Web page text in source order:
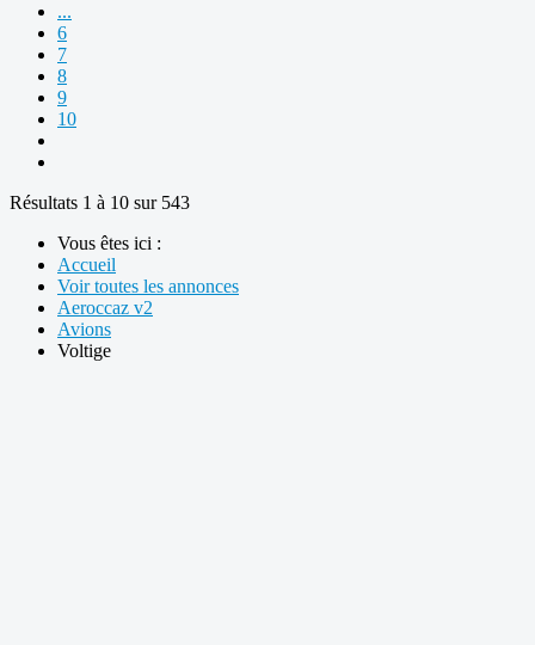
...
6
7
8
9
10
Résultats 1 à 10 sur 543
Vous êtes ici :
Accueil
Voir toutes les annonces
Aeroccaz v2
Avions
Voltige